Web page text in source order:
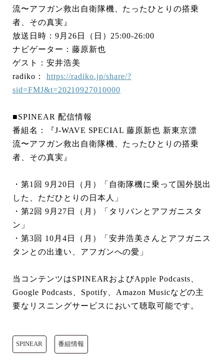
流〜アフガン救出自衛隊機、たったひとりの搭乗
者、その真実』
放送日時：9月26日（日）25:00-26:00
ナビゲーター：藤原新也
ゲスト：安井浩美
radiko： https://radiko.jp/share/?
sid=FMJ&t=20210927010000
■SPINEAR 配信情報
番組名：『J-WAVE SPECIAL 藤原新也 新東京漂
流〜アフガン救出自衛隊機、たったひとりの搭乗
者、その真実』
・第1回 9月20日（月）「自衛隊機に乗って国外脱出
した、ただひとりの日本人」
・第2回 9月27日（月）「タリバンとアフガニスタ
ン」
・第3回 10月4日（月）「安井浩美さんとアフガニス
タンとの出逢い、アフガンへの愛」
当コンテンツはSPINEARおよびApple Podcasts、
Google Podcasts、Spotify、Amazon Musicなどの主
要なリスニングサービスにおいて聴取可能です。
SPINEAR 番組情報